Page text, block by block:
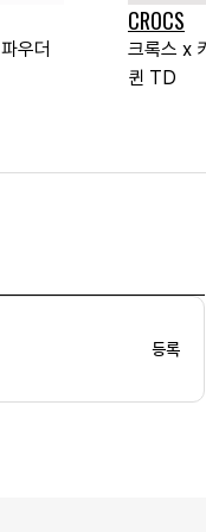
우더
CROCS
크록스 x
퀸 TD
등록